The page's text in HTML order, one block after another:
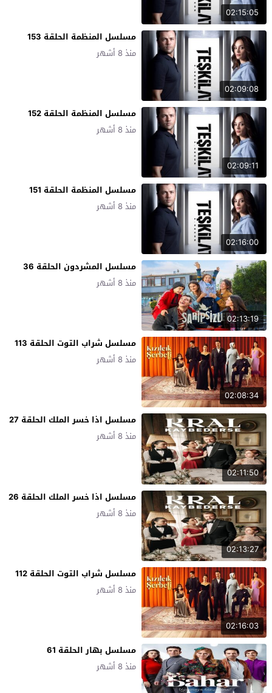
02:15:05
02:09:08
مسلسل المنظمة الحلقة 153
منذ 8 أشهر
02:09:11
مسلسل المنظمة الحلقة 152
منذ 8 أشهر
02:16:00
مسلسل المنظمة الحلقة 151
منذ 8 أشهر
02:13:19
مسلسل المشردون الحلقة 36
منذ 8 أشهر
02:08:34
مسلسل شراب التوت الحلقة 113
منذ 8 أشهر
02:11:50
مسلسل اذا خسر الملك الحلقة 27
منذ 8 أشهر
02:13:27
مسلسل اذا خسر الملك الحلقة 26
منذ 8 أشهر
02:16:03
مسلسل شراب التوت الحلقة 112
منذ 8 أشهر
مسلسل بهار الحلقة 61
منذ 8 أشهر